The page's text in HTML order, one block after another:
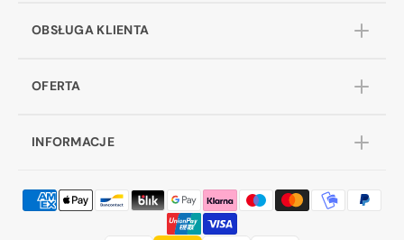
OBSŁUGA KLIENTA
OFERTA
INFORMACJE